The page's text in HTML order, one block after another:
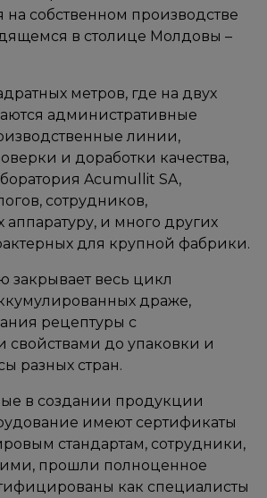
на собственном производстве
в столице Молдовы –
метров, где на двух
административные
линии,
и доработки качества,
Acumullit SA,
сотрудников,
и много других
для крупной фабрики.
закрывает весь цикл
драже,
рецептуры с
до упаковки и
разных стран.
в создании продукции
имеют сертификаты
стандартам, сотрудники,
прошли полноценное
как специалисты